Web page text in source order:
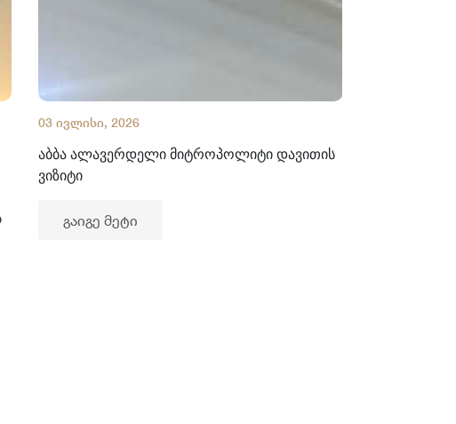
03 ივლისი, 2026
აბბა ალავერდელი მიტროპოლიტი დავითის
ვიზიტი
გაიგე მეტი